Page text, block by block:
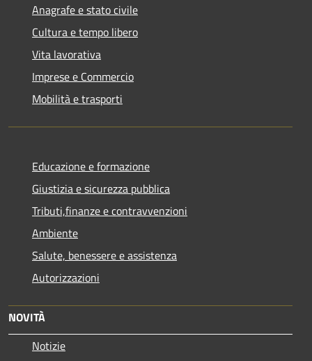
Anagrafe e stato civile
Cultura e tempo libero
Vita lavorativa
Imprese e Commercio
Mobilità e trasporti
Educazione e formazione
Giustizia e sicurezza pubblica
Tributi,finanze e contravvenzioni
Ambiente
Salute, benessere e assistenza
Autorizzazioni
NOVITÀ
Notizie